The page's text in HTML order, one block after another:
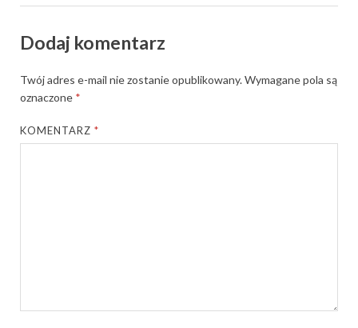
Dodaj komentarz
Twój adres e-mail nie zostanie opublikowany.Wymagane pola są
oznaczone *
KOMENTARZ*